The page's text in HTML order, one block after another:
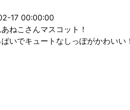
17 00:00:00
ねこさんマスコット！
いでキュートなしっぽがかわいい